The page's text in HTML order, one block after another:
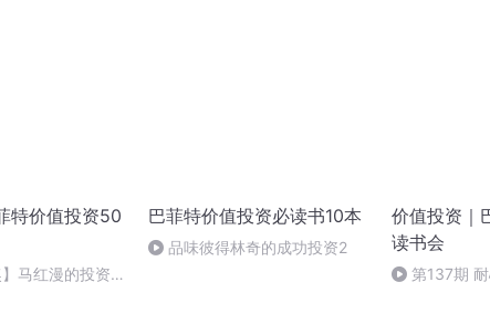
特价值投资50
】马红漫的投资日
巴菲特价值投资必读书10本
品味彼得林奇的成功投资2
价值投资｜
读书会
第137期